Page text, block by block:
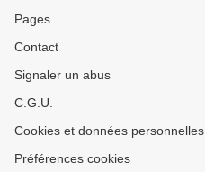
Pages
Contact
Signaler un abus
C.G.U.
Cookies et données personnelles
Préférences cookies